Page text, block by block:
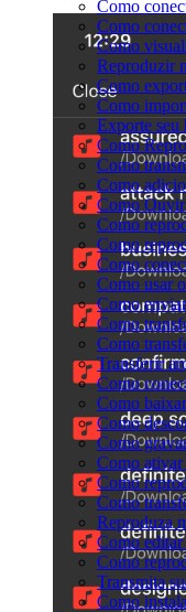
Como
Como
Como
Reproduzir
Como
Como
Exporte seu
Como
Como
Como
Como
Como
Como
Como
Como usar
Como
Como
Como
Transferir
Como
Como
Como
Como
Como
Como
Como
Reproduza
Como
Como
Transmita
Como